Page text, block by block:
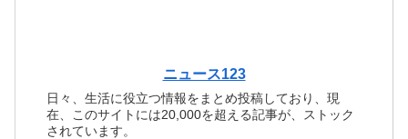
ニュース123
日々、生活に役立つ情報をまとめ投稿しており、現
在、このサイトには20,000を超える記事が、ストック
されています。